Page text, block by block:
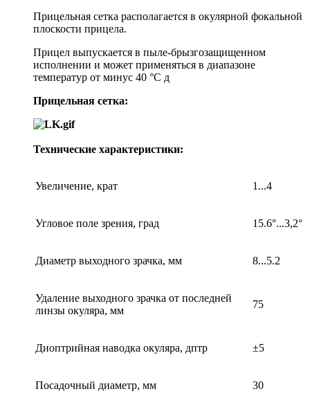
Прицельная сетка располагается в окулярной фокальной
плоскости прицела.
Прицел выпускается в пыле-брызгозащищенном
исполнении и может применяться в диапазоне
температур от минус 40 °С д
Прицельная сетка:
Технические характеристики:
Увеличение, крат 1...4
Угловое поле зрения, град 15.6°...3,2°
Диаметр выходного зрачка, мм 8...5.2
Удаление выходного зрачка от последней
линзы окуляра, мм
75
Диоптрийная наводка окуляра, дптр ±5
Посадочный диаметр, мм 30